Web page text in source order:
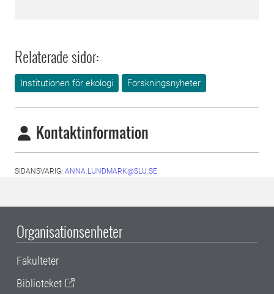
Relaterade sidor:
Institutionen för ekologi Forskningsnyheter
Kontaktinformation
SIDANSVARIG: ANNA.LUNDMARK@SLU.SE
Organisationsenheter
Fakulteter
Biblioteket